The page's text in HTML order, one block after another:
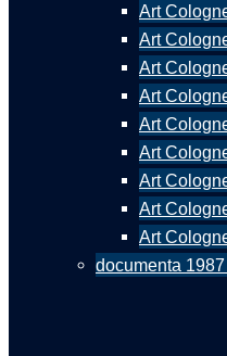
Art
Art
Art
Art
Art
Art
Art
Art
Art
documenta